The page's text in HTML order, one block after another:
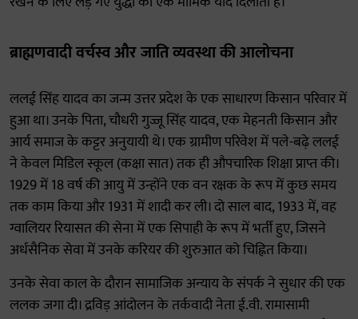
ब्राह्मणवादी वर्चस्व और जाति व्यवस्था की आलोचना
ललई सिंह यादव का जन्म उत्तर प्रदेश के एक साधारण किसान परिवार में
हुआ था। उनके पिता, चौधरी गुज्जू सिंह यादव, एक मेहनती किसान और
आर्य समाज के कट्टर अनुयायी थे। एक ग्रामीण परिवेश में पले-बढ़े ललई
ने केवल मिडिल स्कूल (कक्षा सात) तक ही औपचारिक शिक्षा प्राप्त की।
1929 में 18 वर्ष की आयु में उन्होंने एक वन रक्षक के रूप में कुछ समय
तक काम किया और 1931 में शादी कर ली। दो साल बाद, 1933 में, वह
ग्वालियर रियासत की सेना में एक सिपाही के रूप में भर्ती हुए, जिसने
अर्धसैनिक सेवा में उनके करियर की शुरुआत को चिह्नित किया।
उनके सेवा काल के दौरान सामाजिक अन्याय के संपर्क ने सुधार की एक
ललक जगा दी। द्रविड़ आंदोलन के तर्कवादी नेता ई.वी. रामासामी